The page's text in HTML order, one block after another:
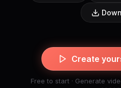
Create
Free to start · Generate